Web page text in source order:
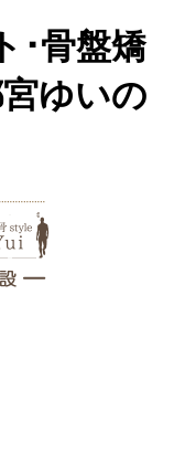
･骨盤矯
ゆいの